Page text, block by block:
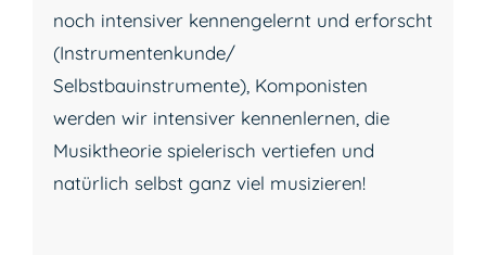
noch intensiver kennengelernt und erforscht
(Instrumentenkunde/
Selbstbauinstrumente), Komponisten
werden wir intensiver kennenlernen, die
Musiktheorie spielerisch vertiefen und
natürlich selbst ganz viel musizieren!